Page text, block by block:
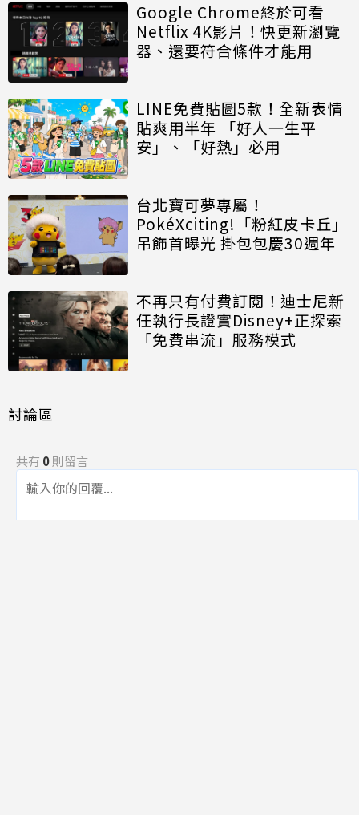
Google Chrome終於可看
Netflix 4K影片！快更新瀏覽
器、還要符合條件才能用
LINE免費貼圖5款！全新表情
貼爽用半年 「好人一生平
安」、「好熱」必用
台北寶可夢專屬！
PokéXciting!「粉紅皮卡丘」
吊飾首曝光 掛包包慶30週年
不再只有付費訂閱！迪士尼新
任執行長證實Disney+正探索
「免費串流」服務模式
討論區
共有 0則留言